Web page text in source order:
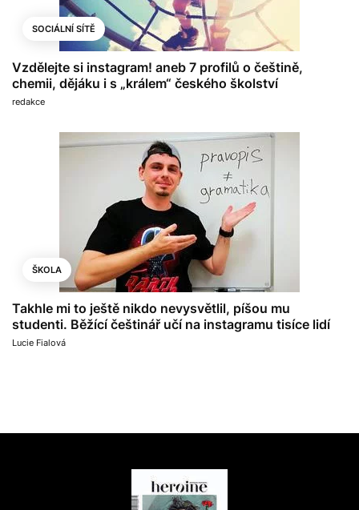
SOCIÁLNÍ SÍTĚ
Vzdělejte si instagram! aneb 7 profilů o češtině,
chemii, dějáku i s „králem“ českého školství
redakce
ŠKOLA
Takhle mi to ještě nikdo nevysvětlil, píšou mu
studenti. Běžící češtinář učí na instagramu tisíce lidí
Lucie Fialová